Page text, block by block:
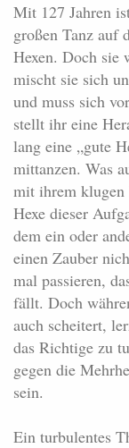
Mit 127 Jahren
großen Tanz auf
Hexen. Doch sie
mischt sie sich
und muss sich
stellt ihr eine
lang eine „gute
mittanzen. Was
mit ihrem klugen
Hexe dieser
dem ein oder
einen Zauber
mal passieren,
fällt. Doch
auch scheitert,
das Richtige zu
gegen die
sein.
Ein turbulentes